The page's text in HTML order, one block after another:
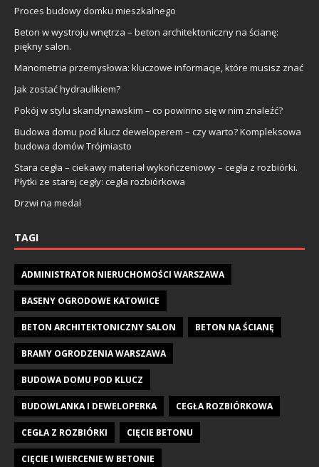
Proces budowy domku mieszkalnego
Beton w wystroju wnętrza – beton architektoniczny na ścianę:
piękny salon.
Manometria przemysłowa: kluczowe informacje, które musisz znać
Jak zostać hydraulikiem?
Pokój w stylu skandynawskim – co powinno się w nim znaleźć?
Budowa domu pod klucz deweloperem – czy warto? Kompleksowa
budowa domów Trójmiasto
Stara cegła – ciekawy materiał wykończeniowy – cegła z rozbiórki.
Płytki ze starej cegły: cegła rozbiórkowa
Drzwi na medal
TAGI
ADMINISTRATOR NIERUCHOMOŚCI WARSZAWA
BASENY OGRODOWE KATOWICE
BETON ARCHITEKTONICZNY SALON BETON NA ŚCIANĘ
BRAMY OGRODZENIA WARSZAWA
BUDOWA DOMU POD KLUCZ
BUDOWLANKA I DEWELOPERKA CEGŁA ROZBIÓRKOWA
CEGŁA Z ROZBIÓRKI CIĘCIE BETONU
CIĘCIE I WIERCENIE W BETONIE